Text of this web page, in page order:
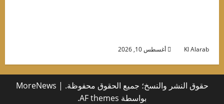
Kl Alarab أغسطس 10, 2026
حقوق النشر والنسخ؛ جميع الحقوق محفوظة.|
MoreNews
بواسطة AF themes.